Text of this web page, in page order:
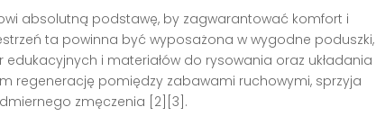
absolutną podstawę, by zagwarantować komfort i
ta powinna być wyposażona w wygodne poduszki,
i materiałów do rysowania oraz układania
regenerację pomiędzy zabawami ruchowymi, sprzyja
zmęczenia [2][3].